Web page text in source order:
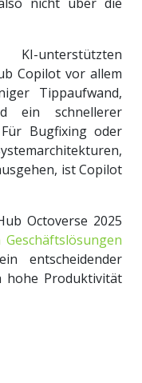
unterstützten
Copilot vor allem
Tippaufwand,
ein schnellerer
Bugfixing oder
ist Copilot
Octoverse 2025
entscheidender
hohe Produktivität